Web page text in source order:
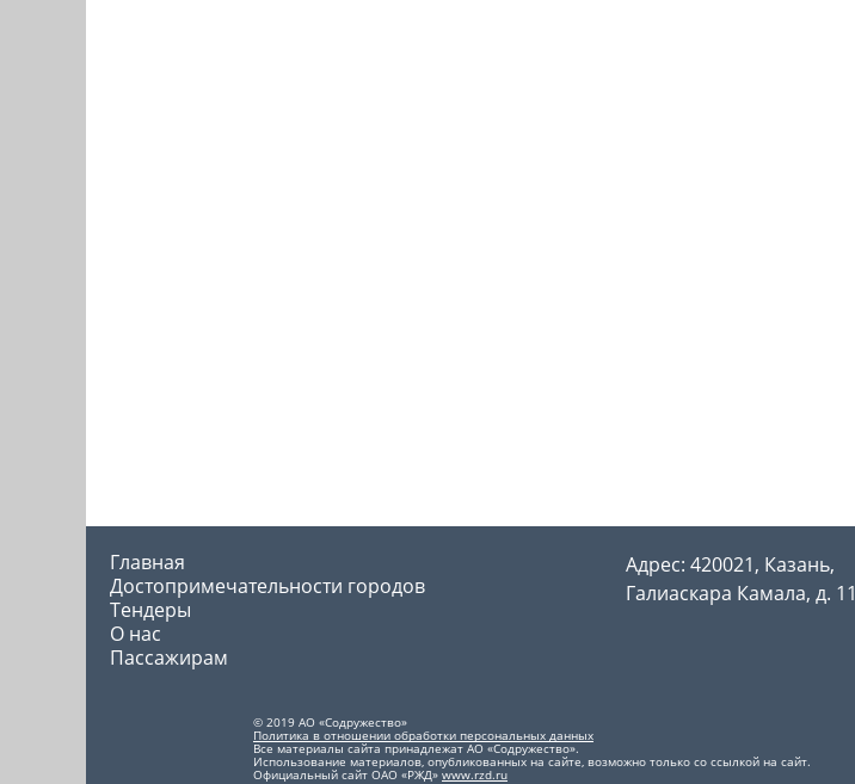
Главная
Достопримечательности городов
Тендеры
О нас
Пассажирам
Адрес: 420021, Казань,
Галиаскара Камала, д. 11
© 2019 АО «Содружество»
Политика в отношении обработки персональных данных
Все материалы сайта принадлежат АО «Содружество».
Использование материалов, опубликованных на сайте, возможно только со ссылкой на сайт.
Официальный сайт ОАО «РЖД» www.rzd.ru